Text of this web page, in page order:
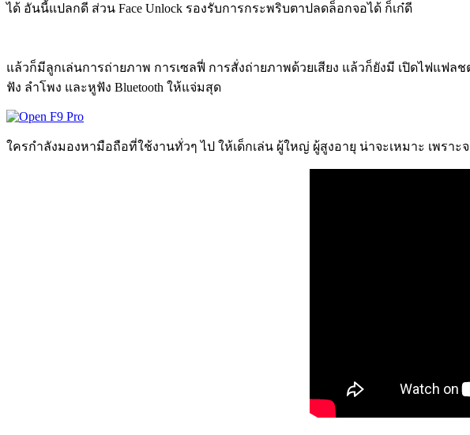
ได้ อันนี้แปลกดี ส่วน Face Unlock รองรับการกระพริบตาปลดล็อกจอได้ ก็เก๋ดี
แล้วก็มีลูกเล่นการถ่ายภาพ การเซลฟี่ การสั่งถ่ายภาพด้วยเสียง แล้วก็ยังมี เปิดไฟแฟลชต
ฟัง ลำโพง และหูฟัง Bluetooth ให้แจ่มสุด
ใครกำลังมองหามือถือที่ใช้งานทั่วๆ ไป ให้เด็กเล่น ผู้ใหญ่ ผู้สูงอายุ น่าจะเหมาะ เพร